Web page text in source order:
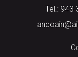
Tel.: 943